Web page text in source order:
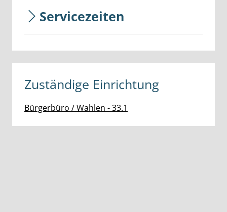
Servicezeiten
Zuständige Einrichtung
Bürgerbüro / Wahlen - 33.1